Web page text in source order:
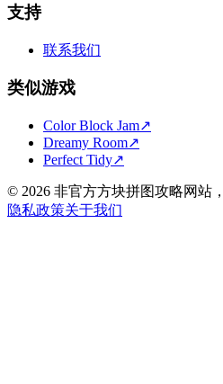
支持
联系我们
类似游戏
Color Block Jam↗️
Dreamy Room↗️
Perfect Tidy↗️
© 2026 非官方方块拼图攻略网站
隐私政策关于我们